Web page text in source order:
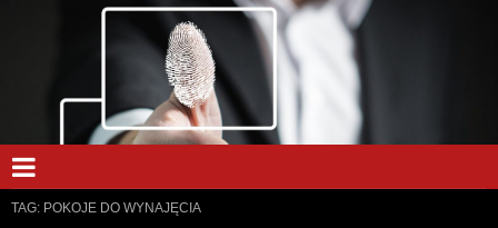
TAG: POKOJE DO WYNAJĘCIA